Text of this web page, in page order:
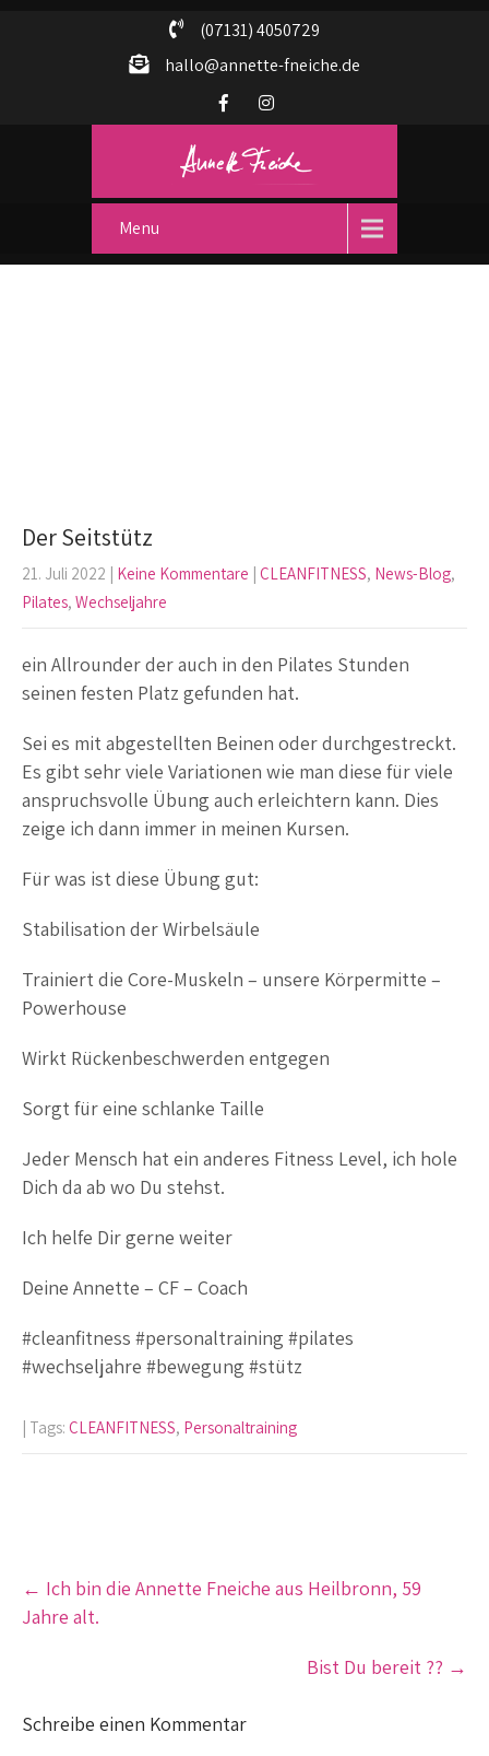
(07131) 4050729
hallo@annette-fneiche.de
Menu
Der Seitstütz
21. Juli 2022 | Keine Kommentare | CLEANFITNESS, News-Blog,
Pilates, Wechseljahre
ein Allrounder der auch in den Pilates Stunden
seinen festen Platz gefunden hat.
Sei es mit abgestellten Beinen oder durchgestreckt.
Es gibt sehr viele Variationen wie man diese für viele
anspruchsvolle Übung auch erleichtern kann. Dies
zeige ich dann immer in meinen Kursen.
Für was ist diese Übung gut:
Stabilisation der Wirbelsäule
Trainiert die Core-Muskeln – unsere Körpermitte –
Powerhouse
Wirkt Rückenbeschwerden entgegen
Sorgt für eine schlanke Taille
Jeder Mensch hat ein anderes Fitness Level, ich hole
Dich da ab wo Du stehst.
Ich helfe Dir gerne weiter
Deine Annette – CF – Coach
#cleanfitness #personaltraining #pilates
#wechseljahre #bewegung #stütz
| Tags: CLEANFITNESS, Personaltraining
Post
navigation
← Ich bin die Annette Fneiche aus Heilbronn, 59
Jahre alt.
Bist Du bereit ?? →
Schreibe einen Kommentar